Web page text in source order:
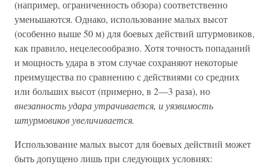
(например, ограниченность обзора) соответственно
уменьшаются. Однако, использование малых высот
(особенно выше 50 м) для боевых действий штурмовиков,
как правило, нецелесообразно. Хотя точность попаданий
и мощность удара в этом случае сохраняют некоторые
преимущества по сравнению с действиями со средних
или больших высот (примерно, в 2—3 раза), но
внезапность удара утрачивается, и уязвимость
штурмовиков увеличивается.
Использование малых высот для боевых действий может
быть допущено лишь при следующих условиях: